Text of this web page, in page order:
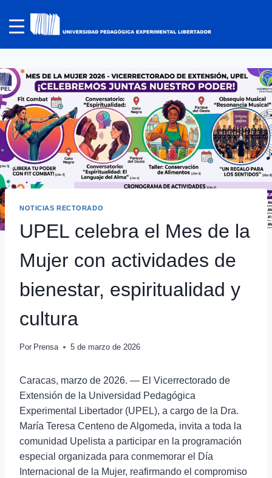
NOTICIAS RECTORADO
UPEL celebra el Mes de la
Mujer con actividades de
bienestar, espiritualidad y
cultura
Por Prensa 5 de marzo de 2026
Caracas, marzo de 2026. — El Vicerrectorado de
Extensión de la Universidad Pedagógica
Experimental Libertador (UPEL), a cargo de la Dra.
María Teresa Centeno de Algomeda, invita a toda la
comunidad Upelista a participar en la programación
especial organizada para conmemorar el Día
Internacional de la Mujer, reafirmando el compromiso